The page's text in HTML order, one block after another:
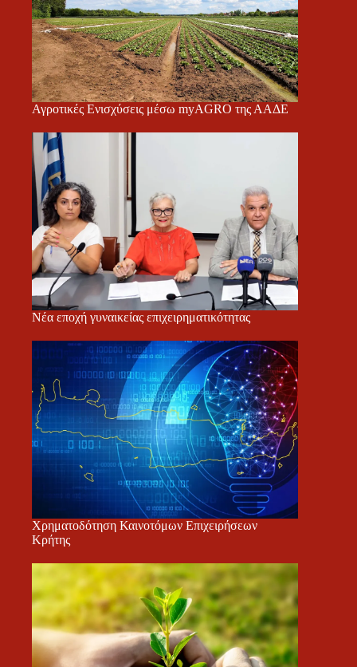
Αγροτικές Ενισχύσεις μέσω myAGRO της ΑΑΔΕ
Νέα εποχή γυναικείας επιχειρηματικότητας
Χρηματοδότηση Καινοτόμων Επιχειρήσεων
Κρήτης